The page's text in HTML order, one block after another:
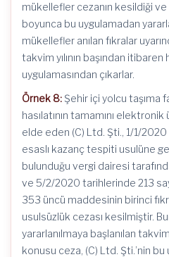
mükellefler cezanın kesildiği ve
boyunca bu uygulamadan
mükellefler anılan fıkralar
takvim yılının başından
uygulamasından çıkarlar.
Örnek 8: Şehir içi yolcu taşıma
hasılatının tamamını
elde eden (C) Ltd. Şti., 1/1/
esaslı kazanç tespiti usulüne
bulunduğu vergi dairesi
ve 5/2/2020 tarihlerinde 213
353 üncü maddesinin birinci
usulsüzlük cezası kesilmiştir.
yararlanılmaya başlanılan
konusu ceza, (C) Ltd. Şti.’nin